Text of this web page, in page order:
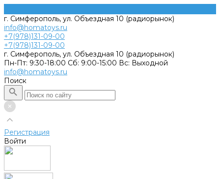
г. Симферополь, ул. Объездная 10 (радиорынок)
info@homatoys.ru
+7(978)131-09-00
+7(978)131-09-00
г. Симферополь, ул. Объездная 10 (радиорынок)
Пн-Пт: 9:30-18:00 Cб: 9:00-15:00 Вс: Выходной
info@homatoys.ru
Поиск
Регистрация
Войти